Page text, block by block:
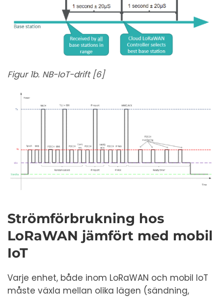
Figur 1b. NB-IoT-drift [6]
Strömförbrukning hos
LoRaWAN jämfört med mobil
IoT
Varje enhet, både inom LoRaWAN och mobil IoT
måste växla mellan olika lägen (sändning,